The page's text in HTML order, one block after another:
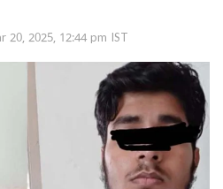
20, 2025, 12:44 pm IST